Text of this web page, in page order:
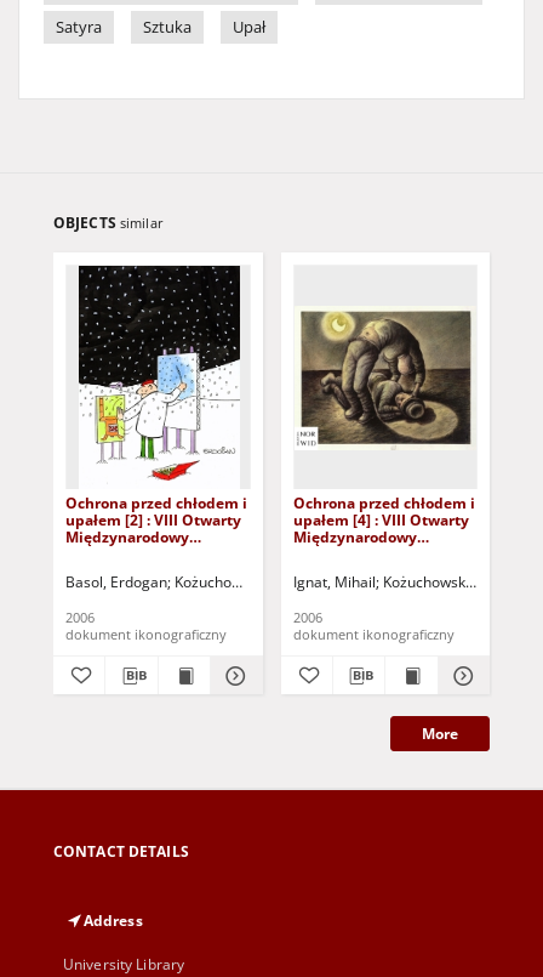
Satyra
Sztuka Upał
OBJECTS similar
Ochrona przed chłodem i
upałem [2] : VIII Otwarty
Międzynarodowy
Satyryczny / Erdogan
Basol
Basol, Erdogan Kożuchowski Ośrodek Kultury i Sportu "Zamek"
2006
dokument ikonograficzny
Ochrona przed chłodem i
upałem [4] : VIII Otwarty
Międzynarodowy
Satyryczny / Mihail Ignat
Ignat, Mihail Kożuchowski Ośrodek
2006
dokument ikonograficzny
More
CONTACT DETAILS
Address
University Library